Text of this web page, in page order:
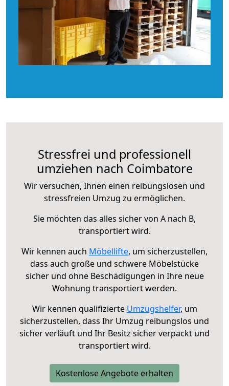
Stressfrei und professionell
umziehen nach Coimbatore
Wir versuchen, Ihnen einen reibungslosen und
stressfreien Umzug zu ermöglichen.
Sie möchten das alles sicher von A nach B,
transportiert wird.
Wir kennen auch Möbellifte, um sicherzustellen,
dass auch große und schwere Möbelstücke
sicher und ohne Beschädigungen in Ihre neue
Wohnung transportiert werden.
Wir kennen qualifizierte Umzugshelfer, um
sicherzustellen, dass Ihr Umzug reibungslos und
sicher verläuft und Ihr Besitz sicher verpackt und
transportiert wird.
Kostenlose Angebote erhalten